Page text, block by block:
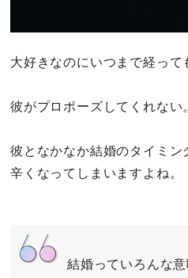
大好きなのにいつまで経って
彼がプロポーズしてくれない。
彼となかなか結婚のタイミ
辛くなってしまいますよね。
結婚っていろんな